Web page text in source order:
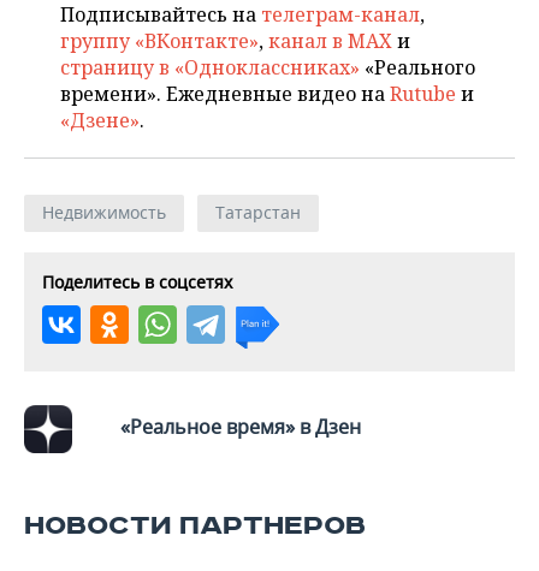
Подписывайтесь на телеграм-канал,
группу «ВКонтакте»,канал в MAXи
страницу в «Одноклассниках» «Реального
времени». Ежедневные видео наRutube и
«Дзене».
Недвижимость Татарстан
Поделитесь в соцсетях
«Реальное время» в Дзен
НОВОСТИ ПАРТНЕРОВ